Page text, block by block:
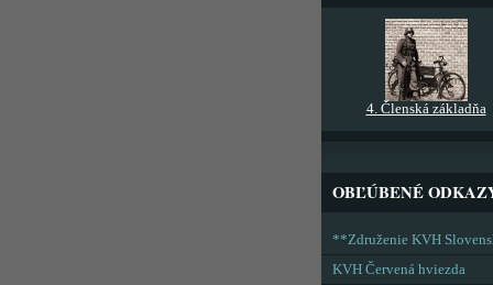
4. Členská základňa
OBĽÚBENÉ
**Združenie KVH
KVH Červená hviezda